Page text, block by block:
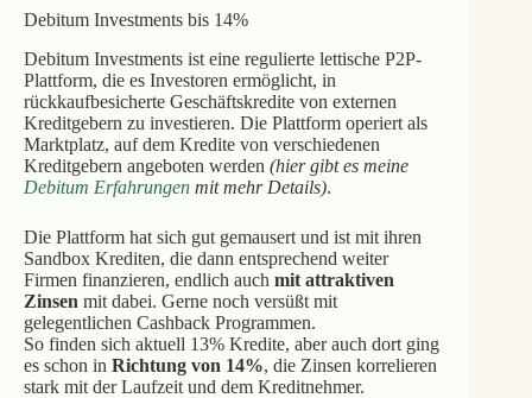
Debitum Investments bis 14%
Debitum Investments ist eine regulierte lettische P2P-
Plattform, die es Investoren ermöglicht, in
rückkaufbesicherte Geschäftskredite von externen
Kreditgebern zu investieren. Die Plattform operiert als
Marktplatz, auf dem Kredite von verschiedenen
Kreditgebern angeboten werden (hier gibt es meine
Debitum Erfahrungenmit mehr Details).
Die Plattform hat sich gut gemausert und ist mit ihren
Sandbox Krediten, die dann entsprechend weiter
Firmen finanzieren, endlich auch mit attraktiven
Zinsen mit dabei. Gerne noch versüßt mit
gelegentlichen Cashback Programmen.
So finden sich aktuell 13% Kredite, aber auch dort ging
es schon in Richtung von 14%, die Zinsen korrelieren
stark mit der Laufzeit und dem Kreditnehmer.